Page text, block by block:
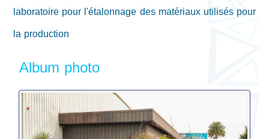
laboratoire pour l'étalonnage des matériaux utilisés pour
la production
Album photo